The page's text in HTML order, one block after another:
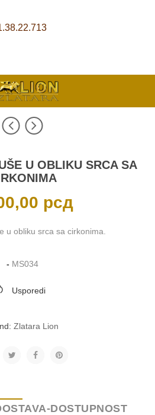
U OBLIKU SRCA SA
рсд
u obliku srca sa cirkonima.
- MS034
Usporedi
Zlatara Lion
DOSTUPNOST